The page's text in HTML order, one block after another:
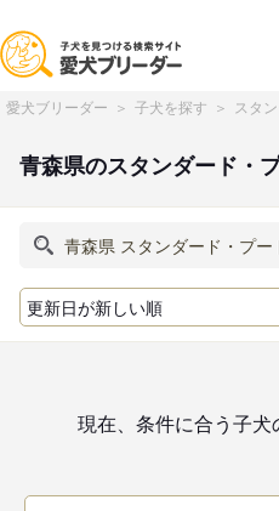
愛犬ブリーダー 子犬を探す スタ
青森県のスタンダード・
現在、条件に合う子犬